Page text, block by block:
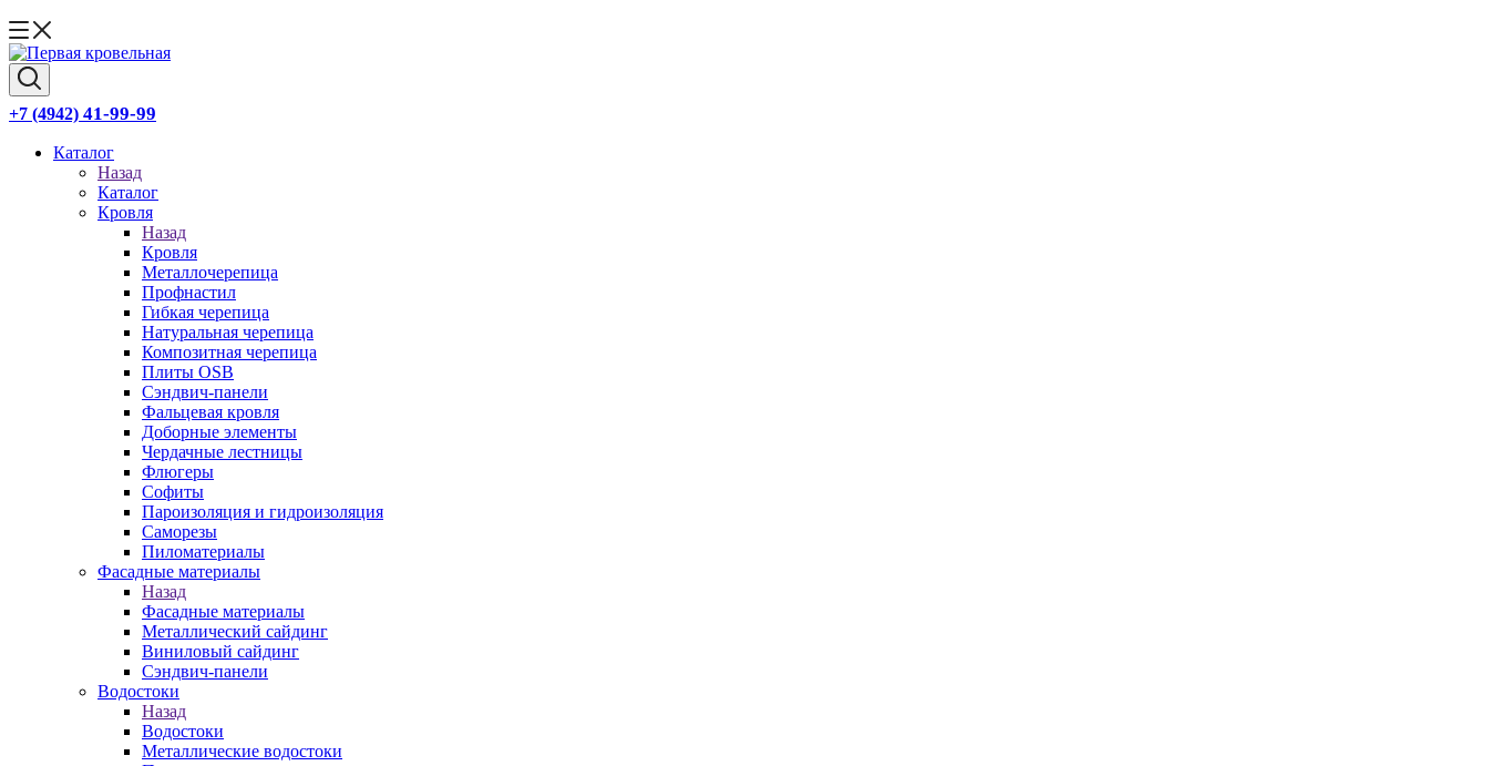
+7 (4942) 41-99-99
Каталог
Назад
Каталог
Кровля
Назад
Кровля
Металлочерепица
Профнастил
Гибкая черепица
Натуральная черепица
Композитная черепица
Плиты OSB
Сэндвич-панели
Фальцевая кровля
Доборные элементы
Чердачные лестницы
Флюгеры
Софиты
Пароизоляция и гидроизоляция
Саморезы
Пиломатериалы
Фасадные материалы
Назад
Фасадные материалы
Металлический сайдинг
Виниловый сайдинг
Сэндвич-панели
Водостоки
Назад
Водостоки
Металлические водостоки